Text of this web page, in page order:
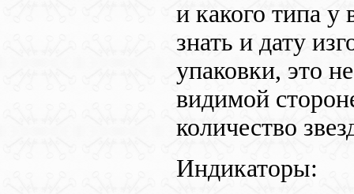
и какого типа у
знать и дату
упаковки, это
видимой
количество
Индикаторы: